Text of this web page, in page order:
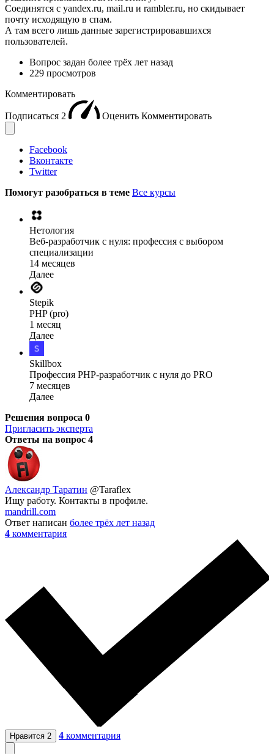
Соединятся с yandex.ru, mail.ru и rambler.ru, но скидывает
почту исходящую в спам.
А там всего лишь данные зарегистрировавшихся
пользователей.
Вопрос задан более трёх лет назад
229 просмотров
Комментировать
Подписаться 2 Оценить Комментировать
Facebook
Вконтакте
Twitter
Помогут разобраться в теме Все курсы
Нетология
Веб-разработчик с нуля: профессия с выбором
специализации
14 месяцев
Далее
Stepik
PHP (pro)
1 месяц
Далее
Skillbox
Профессия PHP-разработчик с нуля до PRO
7 месяцев
Далее
Решения вопроса 0
Пригласить эксперта
Ответы на вопрос 4
Александр Таратин @Taraflex
Ищу работу. Контакты в профиле.
mandrill.com
Ответ написан более трёх лет назад
4 комментария
Нравится 2 4 комментария